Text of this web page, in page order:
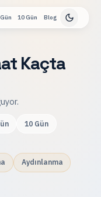
10 Gün Blog
Kaçta
10 Gün
Aydınlanma